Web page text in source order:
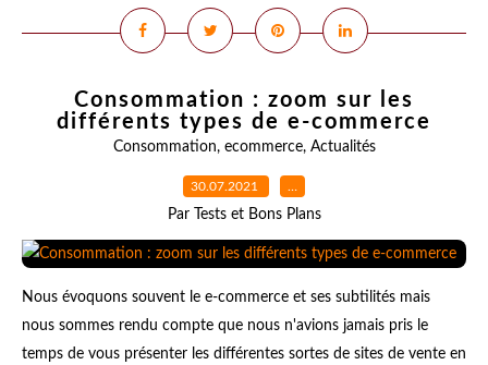
Consommation : zoom sur les
différents types de e-commerce
Consommation, ecommerce, Actualités
30.07.2021 …
Par Tests et Bons Plans
Nous évoquons souvent le e-commerce et ses subtilités mais
nous sommes rendu compte que nous n'avions jamais pris le
temps de vous présenter les différentes sortes de sites de vente en